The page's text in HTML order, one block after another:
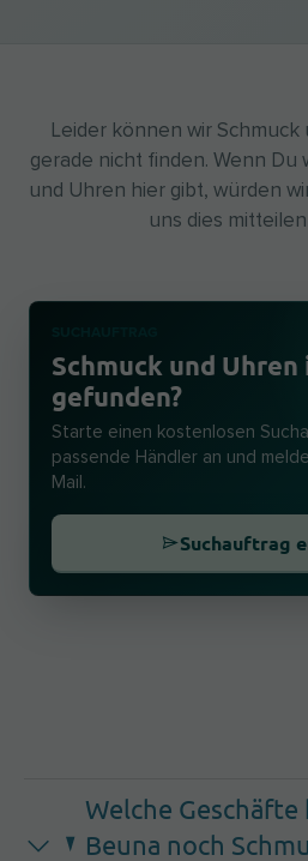
Leider können wir
gerade nicht finden. Wenn Du
und Uhren hier gibt, würden
uns dies
Schmuck und
gefunden?
Starte einen kostenlosen
passende Händler an und
Mail.
Suchauftrag
Welche
Beuna noch